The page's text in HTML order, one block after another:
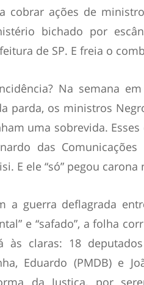
cobrar ações de
bichado por
de SP. E freia o
Na semana
parda, os ministros
uma sobrevida.
das
E ele “só” pegou carona
a guerra deflagrada
e “safado”, a folha
às claras: 18
Eduardo (PMDB) e
da Justiça, por